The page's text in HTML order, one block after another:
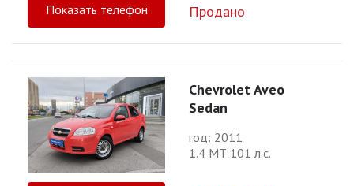
Показать телефон Продано
Chevrolet Aveo
Sedan
год: 2011
1.4 МТ 101 л.с.